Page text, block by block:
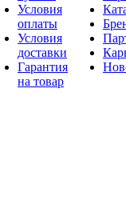
Условия
оплаты
Условия
доставки
Гарантия
на товар